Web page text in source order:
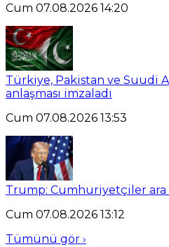
Cum 07.08.2026 14:20
Türkiye, Pakistan ve Suudi
anlaşması imzaladı
Cum 07.08.2026 13:53
Trump: Cumhuriyetçiler ara
Cum 07.08.2026 13:12
Tümünü gör ›